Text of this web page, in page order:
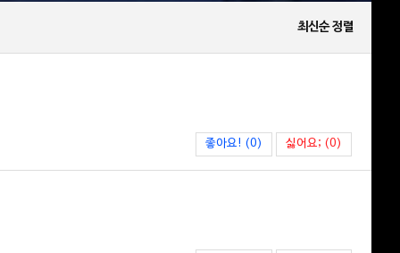
최신순 정렬
좋아요! (0) 싫어요; (0)